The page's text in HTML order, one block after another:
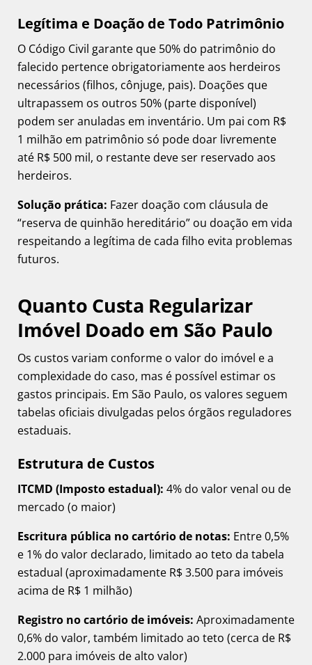
Legítima e Doação de Todo Patrimônio
O Código Civil garante que 50% do patrimônio do
falecido pertence obrigatoriamente aos herdeiros
necessários (filhos, cônjuge, pais). Doações que
ultrapassem os outros 50% (parte disponível)
podem ser anuladas em inventário. Um pai com R$
1 milhão em patrimônio só pode doar livremente
até R$ 500 mil, o restante deve ser reservado aos
herdeiros.
Solução prática: Fazer doação com cláusula de
“reserva de quinhão hereditário” ou doação em vida
respeitando a legítima de cada filho evita problemas
futuros.
Quanto Custa Regularizar
Imóvel Doado em São Paulo
Os custos variam conforme o valor do imóvel e a
complexidade do caso, mas é possível estimar os
gastos principais. Em São Paulo, os valores seguem
tabelas oficiais divulgadas pelos órgãos reguladores
estaduais.
Estrutura de Custos
ITCMD (Imposto estadual): 4% do valor venal ou de
mercado (o maior)
Escritura pública no cartório de notas: Entre 0,5%
e 1% do valor declarado, limitado ao teto da tabela
estadual (aproximadamente R$ 3.500 para imóveis
acima de R$ 1 milhão)
Registro no cartório de imóveis: Aproximadamente
0,6% do valor, também limitado ao teto (cerca de R$
2.000 para imóveis de alto valor)